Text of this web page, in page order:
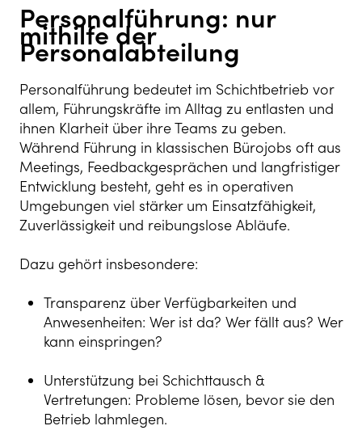
Personalführung: nur
mithilfe der
Personalabteilung
Personalführung bedeutet im Schichtbetrieb vor
allem, Führungskräfte im Alltag zu entlasten und
ihnen Klarheit über ihre Teams zu geben.
Während Führung in klassischen Bürojobs oft aus
Meetings, Feedbackgesprächen und langfristiger
Entwicklung besteht, geht es in operativen
Umgebungen viel stärker um Einsatzfähigkeit,
Zuverlässigkeit und reibungslose Abläufe.
Dazu gehört insbesondere:
Transparenz über Verfügbarkeiten und
Anwesenheiten: Wer ist da? Wer fällt aus? Wer
kann einspringen?
Unterstützung bei Schichttausch &
Vertretungen: Probleme lösen, bevor sie den
Betrieb lahmlegen.